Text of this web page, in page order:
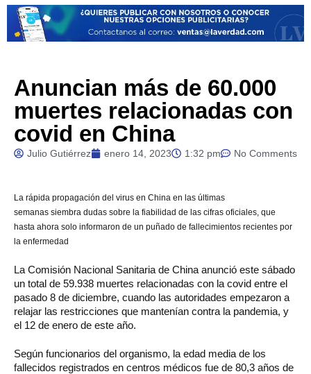
Anuncian más de 60.000
muertes relacionadas con
covid en China
Julio Gutiérrez enero 14, 2023 1:32 pm No Comments
La rápida propagación del virus en China en las últimas
semanas siembra dudas sobre la fiabilidad de las cifras oficiales, que
hasta ahora solo informaron de un puñado de fallecimientos recientes por
la enfermedad
La Comisión Nacional Sanitaria de China anunció este sábado
un total de 59.938 muertes relacionadas con la covid entre el
pasado 8 de diciembre, cuando las autoridades empezaron a
relajar las restricciones que mantenían contra la pandemia, y
el 12 de enero de este año.
Según funcionarios del organismo, la edad media de los
fallecidos registrados en centros médicos fue de 80,3 años de